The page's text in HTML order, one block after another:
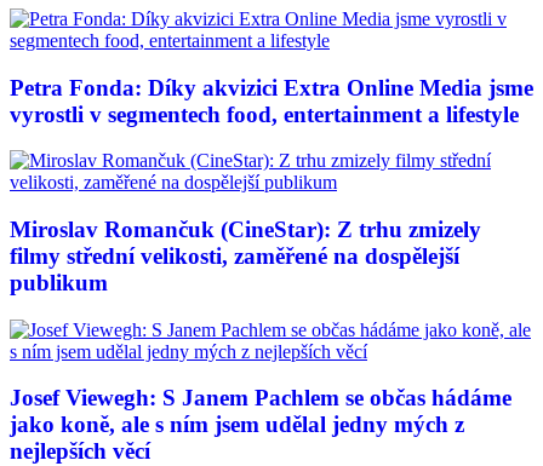
Petra Fonda: Díky akvizici Extra Online Media jsme
vyrostli v segmentech food, entertainment a lifestyle
Miroslav Romančuk (CineStar): Z trhu zmizely
filmy střední velikosti, zaměřené na dospělejší
publikum
Josef Viewegh: S Janem Pachlem se občas hádáme
jako koně, ale s ním jsem udělal jedny mých z
nejlepších věcí